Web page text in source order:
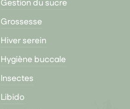
Gestion du sucre
Grossesse
Hiver serein
Hygiène buccale
Insectes
Libido